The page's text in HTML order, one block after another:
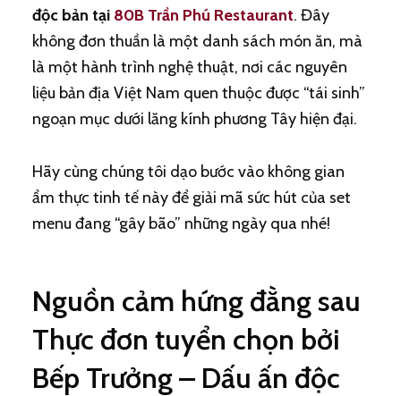
độc bản tại 80B Trần Phú Restaurant. Đây
không đơn thuần là một danh sách món ăn, mà
là một hành trình nghệ thuật, nơi các nguyên
liệu bản địa Việt Nam quen thuộc được “tái sinh”
ngoạn mục dưới lăng kính phương Tây hiện đại.
Hãy cùng chúng tôi dạo bước vào không gian
ẩm thực tinh tế này để giải mã sức hút của set
menu đang “gây bão” những ngày qua nhé!
Nguồn cảm hứng đằng sau
Thực đơn tuyển chọn bởi
Bếp Trưởng – Dấu ấn độc